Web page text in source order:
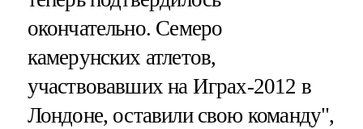
окончательно. Семеро
камерунских атлетов,
участвовавших на Играх-2012 в
Лондоне, оставили свою команду",